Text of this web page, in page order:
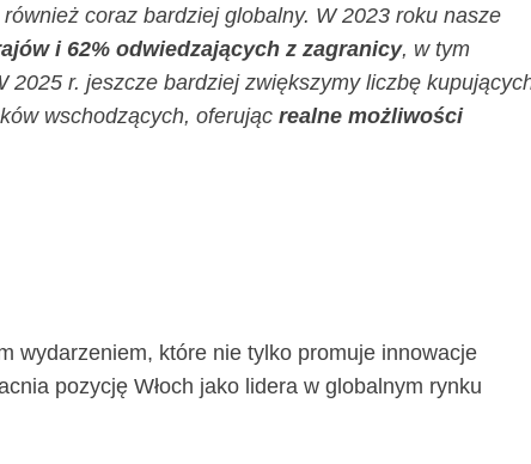
coraz bardziej globalny. W 2023 roku nasze
i 62% odwiedzających z zagranicy, w tym
2025 r. jeszcze bardziej zwiększymy liczbę
wschodzących, oferującrealne możliwości
wydarzeniem, które nie tylko promuje innowacje
pozycję Włoch jako lidera w globalnym rynku